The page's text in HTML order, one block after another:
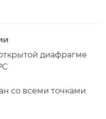
диафрагме
со всеми точками